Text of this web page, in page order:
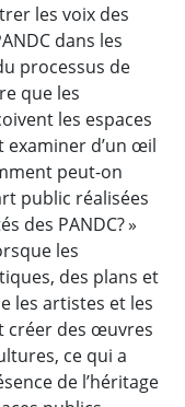
les voix des
dans les
processus de
que les
les espaces
examiner d’un œil
peut-on
public réalisées
des PANDC? »
les
des plans et
les artistes et les
créer des œuvres
ce qui a
de l’héritage